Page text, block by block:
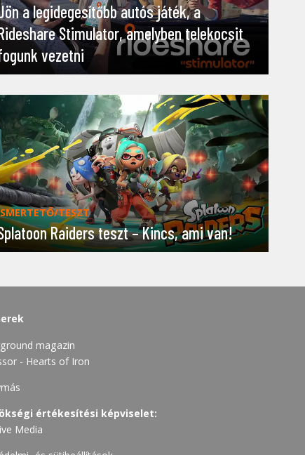
a legidegesítőbb autós játék, a
Stimulator, amelyben telekocsit
vezetni
TESZT
Raiders teszt – Kincs, ami van!
magazin
- Hearts of Iron
értékesítési képviselet:
Media